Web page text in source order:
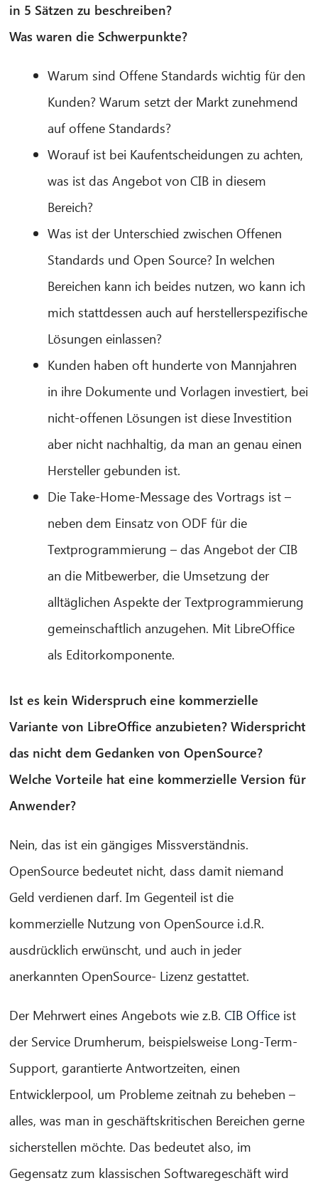
in 5 Sätzen zu beschreiben?
Was waren die Schwerpunkte?
Warum sind Offene Standards wichtig für den
Kunden? Warum setzt der Markt zunehmend
auf offene Standards?
Worauf ist bei Kaufentscheidungen zu achten,
was ist das Angebot von CIB in diesem
Bereich?
Was ist der Unterschied zwischen Offenen
Standards und Open Source? In welchen
Bereichen kann ich beides nutzen, wo kann ich
mich stattdessen auch auf herstellerspezifische
Lösungen einlassen?
Kunden haben oft hunderte von Mannjahren
in ihre Dokumente und Vorlagen investiert, bei
nicht-offenen Lösungen ist diese Investition
aber nicht nachhaltig, da man an genau einen
Hersteller gebunden ist.
Die Take-Home-Message des Vortrags ist –
neben dem Einsatz von ODF für die
Textprogrammierung – das Angebot der CIB
an die Mitbewerber, die Umsetzung der
alltäglichen Aspekte der Textprogrammierung
gemeinschaftlich anzugehen. Mit LibreOffice
als Editorkomponente.
Ist es kein Widerspruch eine kommerzielle
Variante von LibreOffice anzubieten? Widerspricht
das nicht dem Gedanken von OpenSource?
Welche Vorteile hat eine kommerzielle Version für
Anwender?
Nein, das ist ein gängiges Missverständnis.
OpenSource bedeutet nicht, dass damit niemand
Geld verdienen darf. Im Gegenteil ist die
kommerzielle Nutzung von OpenSource i.d.R.
ausdrücklich erwünscht, und auch in jeder
anerkannten OpenSource- Lizenz gestattet.
Der Mehrwert eines Angebots wie z.B.CIB Office ist
der Service Drumherum, beispielsweise Long-Term-
Support, garantierte Antwortzeiten, einen
Entwicklerpool, um Probleme zeitnah zu beheben –
alles, was man in geschäftskritischen Bereichen gerne
sicherstellen möchte. Das bedeutet also, im
Gegensatz zum klassischen Softwaregeschäft wird